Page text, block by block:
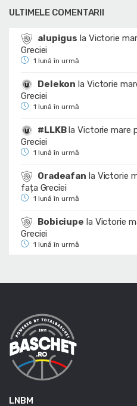
ULTIMELE COMENTARII
alupigus la Victorie
Greciei
1 lună în urmă
Delekon la Victorie
Greciei
1 lună în urmă
#LLKBlaVictorie mare
Greciei
1 lună în urmă
Oradeafan la Victorie
fața Greciei
1 lună în urmă
Bobiciupe la Victorie
Greciei
1 lună în urmă
LNBM